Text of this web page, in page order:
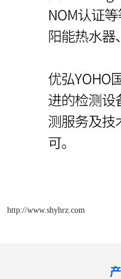
http://www.shyhrz.com